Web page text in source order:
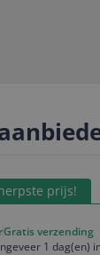
prijs!
Gratis verzending
1 dag(en)